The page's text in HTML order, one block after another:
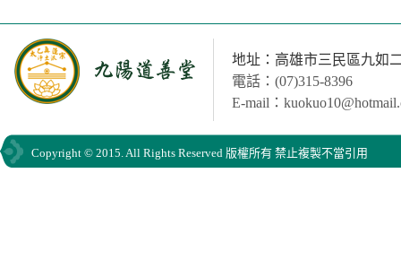
地址：高雄市三民區九如
電話：(07)315-8396
E-mail：
Copyright © 2015. All Rights Reserved 版權所有 禁止複製不當引用